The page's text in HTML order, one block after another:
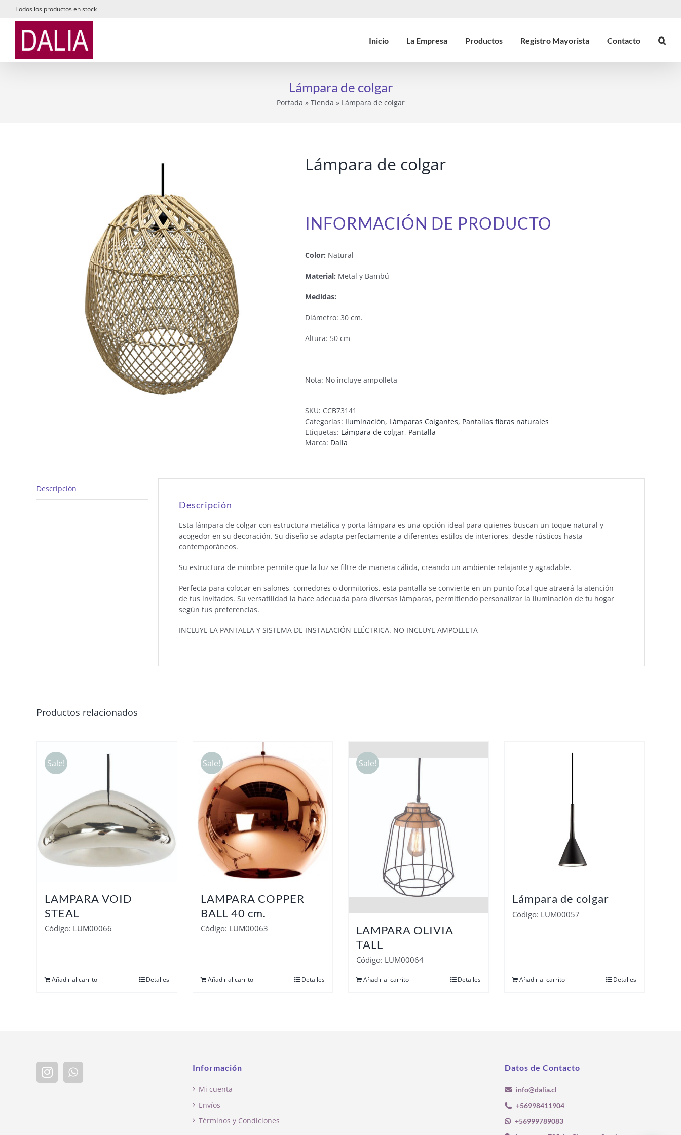
SaltarTodos los productos en stock
Inicio La Empresa Productos Registro Mayorista Contacto
Lámpara de colgar
Portada » Tienda » Lámpara de colgar
Lámpara de colgar
INFORMACIÓN DE PRODUCTO
Color: Natural
Material: Metal y Bambú
Medidas:
Diámetro: 30 cm.
Altura: 50 cm
Nota: No incluye ampolleta
SKU: CCB73141
Categorías: Iluminación, Lámparas Colgantes, Pantallas fibras naturales
Etiquetas: Lámpara de colgar, Pantalla
Marca: Dalia
Descripción
Descripción
Esta lámpara de colgar con estructura metálica y porta lámpara es una opción ideal para quienes buscan un toque natural y
acogedor en su decoración. Su diseño se adapta perfectamente a diferentes estilos de interiores, desde rústicos hasta
contemporáneos.
Su estructura de mimbre permite que la luz se filtre de manera cálida, creando un ambiente relajante y agradable.
Perfecta para colocar en salones, comedores o dormitorios, esta pantalla se convierte en un punto focal que atraerá la atención
de tus invitados. Su versatilidad la hace adecuada para diversas lámparas, permitiendo personalizar la iluminación de tu hogar
según tus preferencias.
INCLUYE LA PANTALLA Y SISTEMA DE INSTALACIÓN ELÉCTRICA. NO INCLUYE AMPOLLETA
Productos relacionados
Sale!
LAMPARA VOID
STEAL
Código: LUM00066
Añadir al carrito Detalles
Sale!
LAMPARA COPPER
BALL 40 cm.
Código: LUM00063
Añadir al carrito Detalles
Sale!
LAMPARA OLIVIA
TALL
Código: LUM00064
Añadir al carrito Detalles
Lámpara de colgar
Código: LUM00057
Añadir al carrito Detalles
Información
Mi cuenta
Envíos
Términos y Condiciones
Datos de Contacto
info@dalia.cl
+56998411904
+56999789083